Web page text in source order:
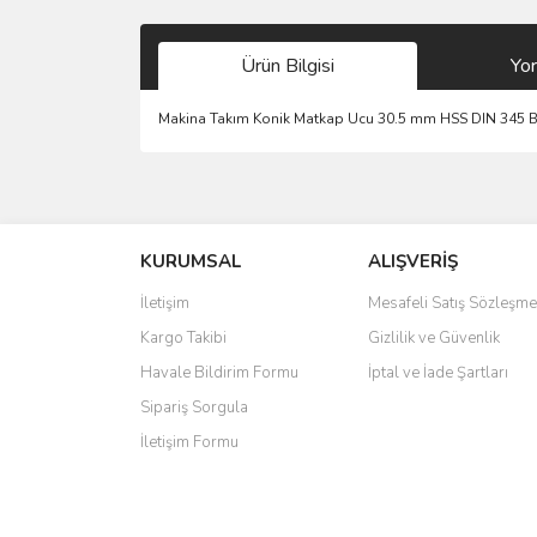
Ürün Bilgisi
Makina Takım Konik Matkap Ucu 30.5 mm HSS DIN 345
Ürün resmi kalitesiz, bozuk veya görüntülenemiyor.
Ürün açıklamasında eksik bilgiler bulunuyor.
Ürün bilgilerinde hatalar bulunuyor.
Ürün fiyatı diğer sitelerden daha pahalı.
Bu ürüne benzer farklı alternatifler olmalı.
KURUMSAL
İletişim
Kargo Takibi
Havale Bildirim Formu
Sipariş Sorgula
İletişim Formu
ALIŞVERİŞ
Mesafeli Satış
Gizlilik ve Güvenlik
İptal ve İade Şartları